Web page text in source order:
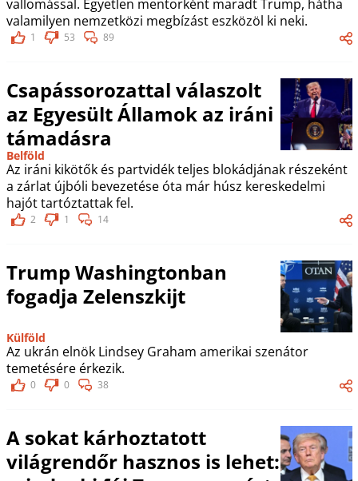
vallomással. Egyetlen mentorként maradt Trump, hátha
valamilyen nemzetközi megbízást eszközöl ki neki.
1 53 89
Csapássorozattal válaszolt
az Egyesült Államok az iráni
támadásra
Belföld
Az iráni kikötők és partvidék teljes blokádjának részeként
a zárlat újbóli bevezetése óta már húsz kereskedelmi
hajót tartóztattak fel.
2 1 14
Trump Washingtonban
fogadja Zelenszkijt
Külföld
Az ukrán elnök Lindsey Graham amerikai szenátor
temetésére érkezik.
0 0 38
A sokat kárhoztatott
világrendőr hasznos is lehet: